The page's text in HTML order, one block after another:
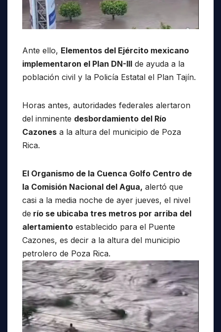
Ante ello, Elementos del Ejército mexicano
implementaron el Plan DN-III de ayuda a la
población civil y la Policía Estatal el Plan Tajín.
Horas antes, autoridades federales alertaron
del inminente desbordamiento del Río
Cazones a la altura del municipio de Poza
Rica.
El Organismo de la Cuenca Golfo Centro de
la Comisión Nacional del Agua, alertó que
casi a la media noche de ayer jueves, el nivel
de río se ubicaba tres metros por arriba del
alertamiento establecido para el Puente
Cazones, es decir a la altura del municipio
petrolero de Poza Rica.